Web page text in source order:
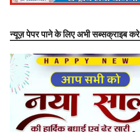
न्यूज़ पेपर पाने के लिए अभी सब्सक्राइब करे